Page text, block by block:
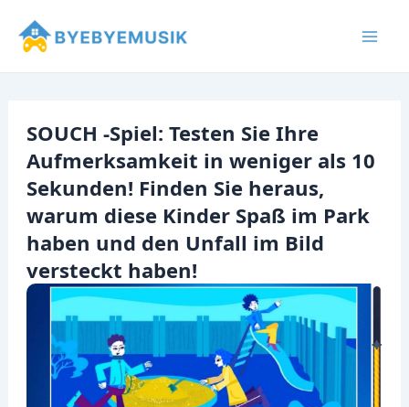
Inhalt
SOUCH -Spiel: Testen Sie Ihre
Aufmerksamkeit in weniger als 10
Sekunden! Finden Sie heraus,
warum diese Kinder Spaß im Park
haben und den Unfall im Bild
versteckt haben!